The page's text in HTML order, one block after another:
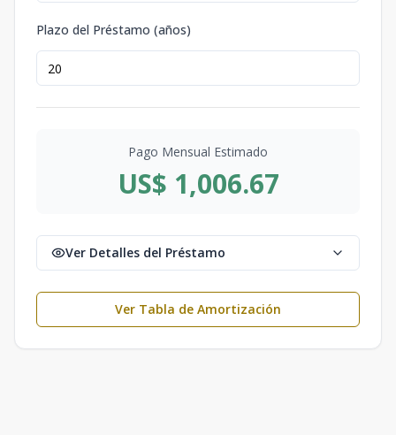
Plazo del Préstamo (años)
Pago Mensual Estimado
US$ 1,006.67
Ver Detalles del Préstamo
Ver Tabla de Amortización